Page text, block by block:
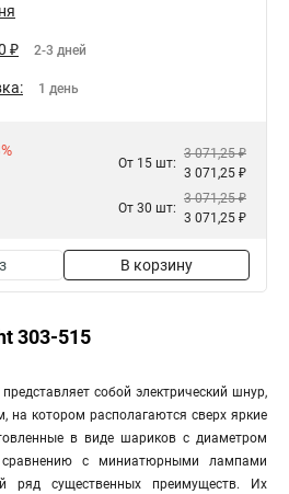
₽ 2-3 дней
1 день
От 15 шт:
3 071,25 ₽
3 071,25 ₽
От 30 шт:
3 071,25 ₽
3 071,25 ₽
В корзину
303-515
собой электрический шнур,
котором располагаются сверх яркие
в виде шариков с диаметром
с миниатюрными лампами
ряд существенных преимуществ. Их